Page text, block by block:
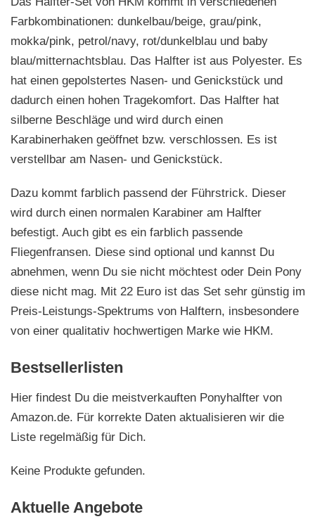
Farbkombinationen: dunkelbau/beige, grau/pink,
mokka/pink, petrol/navy, rot/dunkelblau und baby
blau/mitternachtsblau. Das Halfter ist aus Polyester. Es
hat einen gepolstertes Nasen- und Genickstück und
dadurch einen hohen Tragekomfort. Das Halfter hat
silberne Beschläge und wird durch einen
Karabinerhaken geöffnet bzw. verschlossen. Es ist
verstellbar am Nasen- und Genickstück.
Dazu kommt farblich passend der Führstrick. Dieser
wird durch einen normalen Karabiner am Halfter
befestigt. Auch gibt es ein farblich passende
Fliegenfransen. Diese sind optional und kannst Du
abnehmen, wenn Du sie nicht möchtest oder Dein Pony
diese nicht mag. Mit 22 Euro ist das Set sehr günstig im
Preis-Leistungs-Spektrums von Halftern, insbesondere
von einer qualitativ hochwertigen Marke wie HKM.
Bestsellerlisten
Hier findest Du die meistverkauften Ponyhalfter von
Amazon.de. Für korrekte Daten aktualisieren wir die
Liste regelmäßig für Dich.
Keine Produkte gefunden.
Aktuelle Angebote